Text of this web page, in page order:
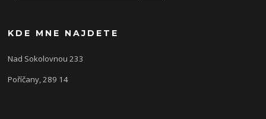
KDE MNE NAJDETE
Nad Sokolovnou 233
Poříčany, 289 14